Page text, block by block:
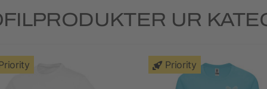
UR
Priority